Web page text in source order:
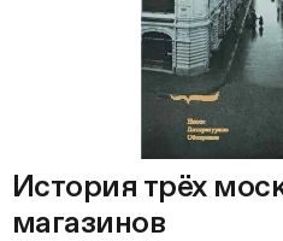
История трёх
магазинов